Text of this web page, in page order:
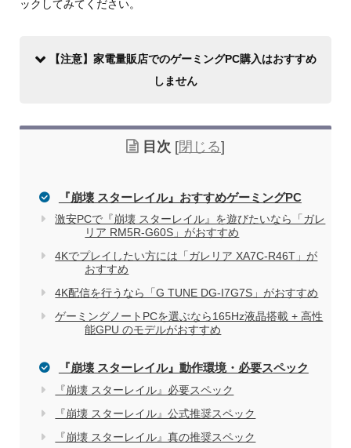
ックしてみてください。
【注意】家電量販店でのゲーミングPC購入はおすすめ
しません
関連記事
電気屋や家電量販店でのパソコン購入を
おすすめしない理由
目次 [閉じる]
『崩壊 スターレイル』おすすめゲーミングPC
激安PCで『崩壊 スターレイル』を遊びたいなら「ガレ
リア RM5R-G60S」がおすすめ
4Kでプレイしたい方には「ガレリア XA7C-R46T」が
おすすめ
4K配信を行うなら「G TUNE DG-I7G7S」がおすすめ
ゲーミングノートPCを選ぶなら165Hz液晶搭載 + 高性
能GPU のモデルがおすすめ
『崩壊 スターレイル』動作環境・必要スペック
『崩壊 スターレイル』必要スペック
『崩壊 スターレイル』公式推奨スペック
『崩壊 スターレイル』真の推奨スペック